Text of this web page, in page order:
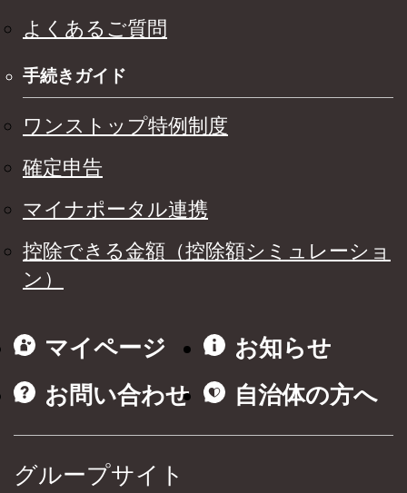
よくあるご質問
手続きガイド
ワンストップ特例制度
確定申告
マイナポータル連携
控除できる金額（控除額シミュレーショ
ン）
マイページ
お知らせ
お問い合わせ
自治体の方へ
グループサイト